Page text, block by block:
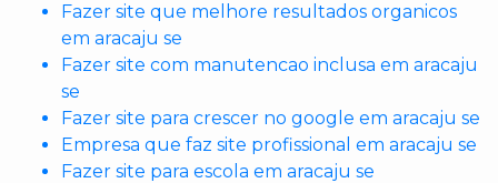
Fazer site que melhore resultados organicos
em aracaju se
Fazer site com manutencao inclusa em aracaju
se
Fazer site para crescer no google em aracaju se
Empresa que faz site profissional em aracaju se
Fazer site para escola em aracaju se